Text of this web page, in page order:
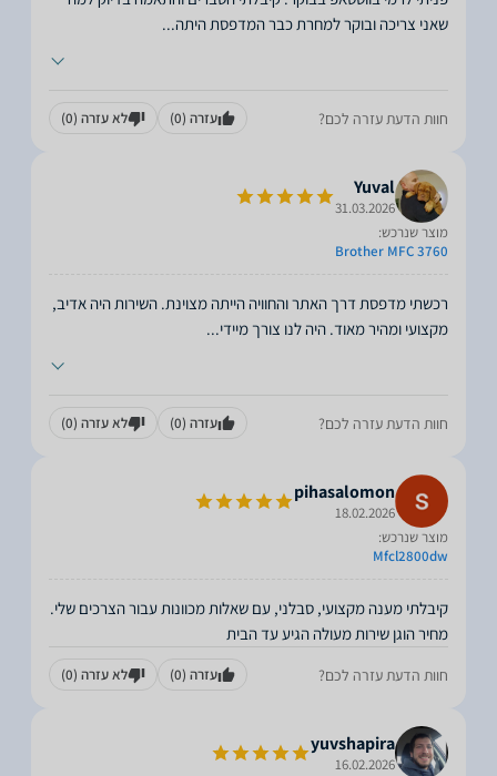
שאני צריכה ובוקר למחרת כבר המדפסת היתה...
חוות הדעת עזרה לכם? עזרה (0) לא עזרה (0)
Yuval
31.03.2026
מוצר שנרכש:
Brother MFC 3760
רכשתי מדפסת דרך האתר והחוויה הייתה מצוינת. השירות היה אדיב,
מקצועי ומהיר מאוד. היה לנו צורך מיידי...
חוות הדעת עזרה לכם? עזרה (0) לא עזרה (0)
pihasalomon
18.02.2026
מוצר שנרכש:
Mfcl2800dw
מחיר הוגן שירות מעולה הגיע עד הבית
חוות הדעת עזרה לכם? עזרה (0) לא עזרה (0)
yuvshapira
16.02.2026